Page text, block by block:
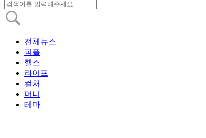
전체뉴스
피플
헬스
라이프
컬처
머니
테마